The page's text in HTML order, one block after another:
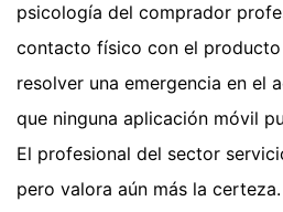
psicología del comprador
contacto físico con el
resolver una emergencia en el
que ninguna aplicación móvil
El profesional del sector
pero valora aún más la